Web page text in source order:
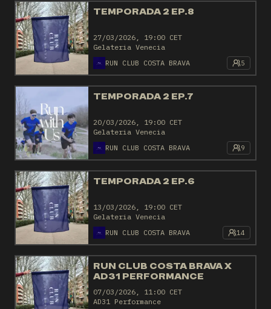
TEMPORADA 2 EP.8
27/03/2026, 19:00 CET
Gelateria Venecia
RUN CLUB COSTA BRAVA
5
TEMPORADA 2 EP.7
20/03/2026, 19:00 CET
Gelateria Venecia
RUN CLUB COSTA BRAVA
9
TEMPORADA 2 EP.6
13/03/2026, 19:00 CET
Gelateria Venecia
RUN CLUB COSTA BRAVA
14
RUN CLUB COSTA BRAVA X
AD31 PERFORMANCE
07/03/2026, 11:00 CET
AD31 Performance